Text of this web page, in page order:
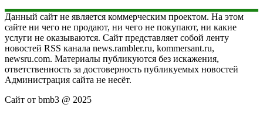
Данный сайт не является коммерческим проектом. На этом
сайте ни чего не продают, ни чего не покупают, ни какие
услуги не оказываются. Сайт представляет собой ленту
новостей RSS канала news.rambler.ru, kommersant.ru,
newsru.com. Материалы публикуются без искажения,
ответственность за достоверность публикуемых новостей
Администрация сайта не несёт.
Сайт от bmb3 @ 2025